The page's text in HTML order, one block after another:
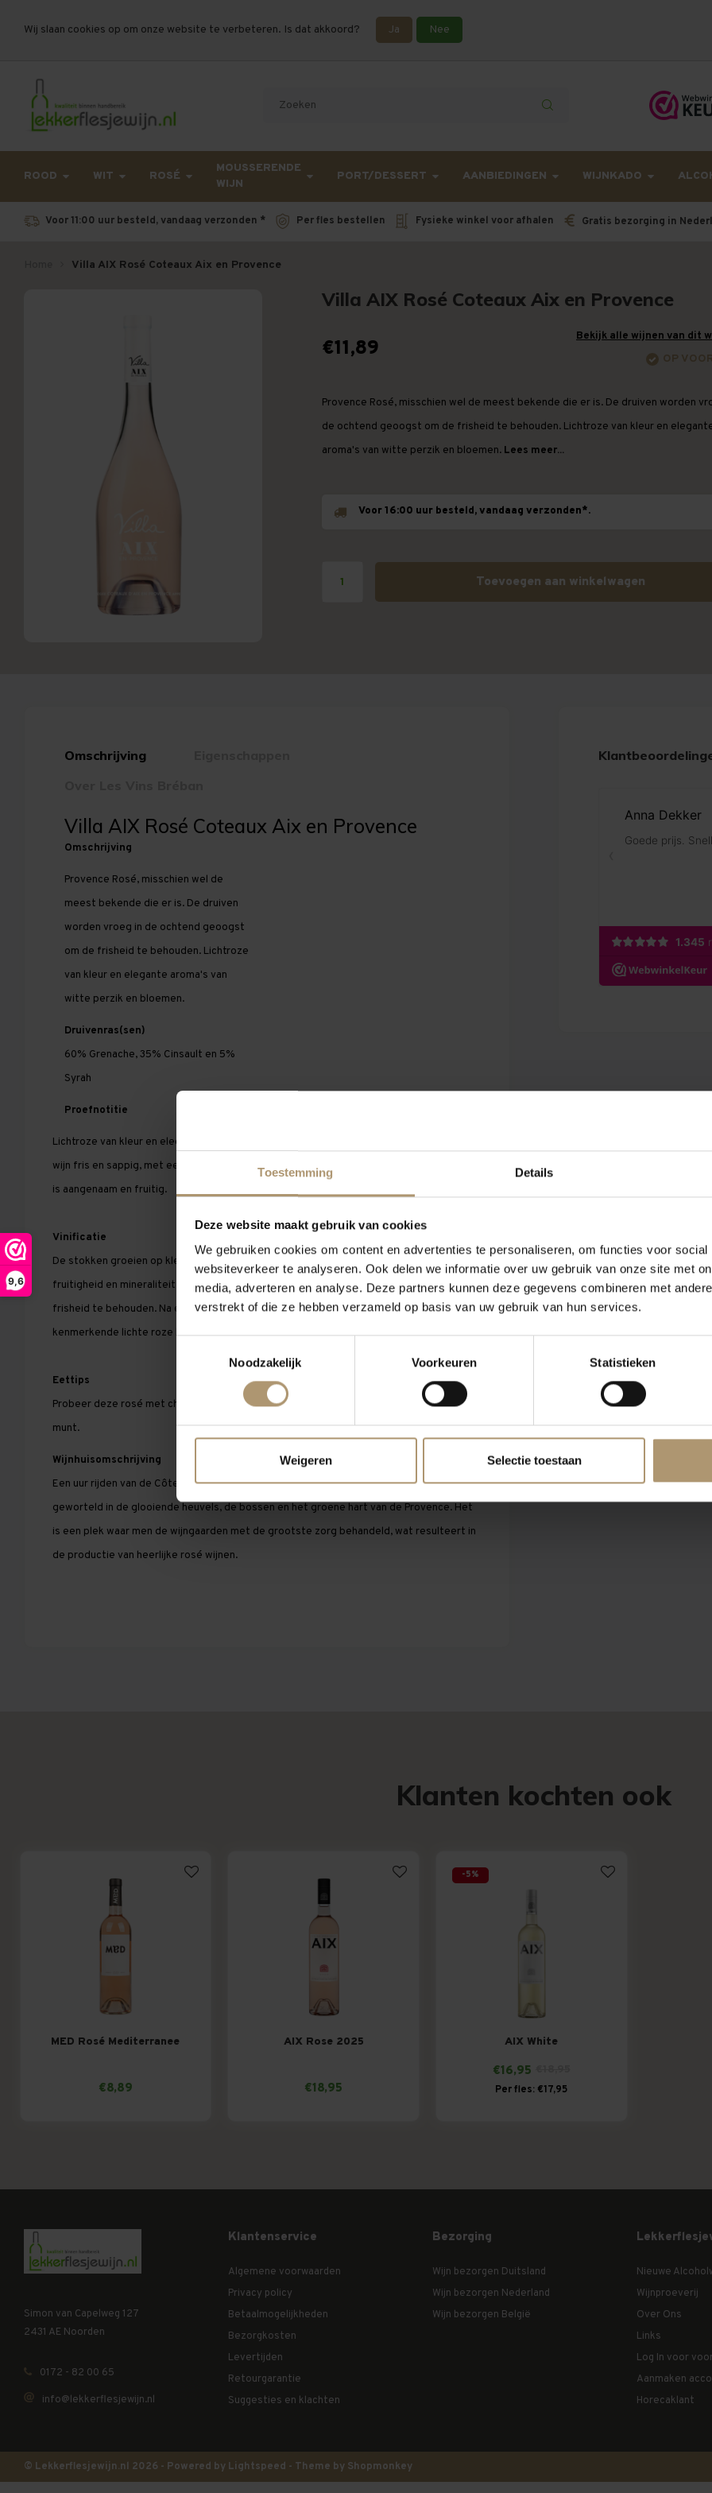
9,6
Toestemming Details
Deze website maakt gebruik van cookies
We gebruiken cookies om content en advertenties te personaliseren, om functies voor
websiteverkeer te analyseren. Ook delen we informatie over uw gebruik van onze site met
media, adverteren en analyse. Deze partners kunnen deze gegevens combineren met
verstrekt of die ze hebben verzameld op basis van uw gebruik van hun services.
Noodzakelijk
Voorkeuren Statistieken
Weigeren Selectie toestaan
Wij slaan cookies op om onze website te verbeteren. Is dat akkoord? Ja
Nee
Let op, vanwege drukte bij PostNL kan uw bestelling langer onderweg zijn dan gebruikelijk - Bestellingen van het
ROOD WIT ROSÉ
MOUSSERENDE
WIJN
PORT/DESSERT AANBIEDINGEN WIJNKADO
Voor 11:00 uur besteld, vandaag verzonden * Per fles bestellen Fysieke winkel voor afhalen Gratis bezorging in
Villa AIX Rosé Coteaux Aix en Provence
Villa AIX Rosé Coteaux Aix en Provence
€11,89
Bekijk alle wijnen van dit
OP
Provence Rosé, misschien wel de meest bekende die er is. De druiven worden
de ochtend geoogst om de frisheid te behouden. Lichtroze van kleur en
aroma's van witte perzik en bloemen. Lees meer...
Voor 16:00 uur besteld, vandaag verzonden*.
Toevoegen aan winkelwagen
Omschrijving
Villa AIX Rosé Coteaux Aix en Provence
Omschrijving
Provence Rosé, misschien wel de
meest bekende die er is. De druiven
worden vroeg in de ochtend geoogst
om de frisheid te behouden. Lichtroze
van kleur en elegante aroma's van
witte perzik en bloemen.
Druivenras(sen)
60% Grenache, 35% Cinsault en 5%
Syrah
Proefnotitie
Lichtroze van kleur en elegante aroma's van witte perzik en bloemen. In de mond is de
wijn fris en sappig, met een levendige zuurgraad en een zijdezachte textuur. De afdronk
is aangenaam en fruitig.
Vinificatie
De stokken groeien op klei- en leisteenbodems, wat zorgt voor een fijne balans tussen
fruitigheid en mineraliteit.De druiven worden vroeg in de ochtend geoogst om de
frisheid te behouden. Na een korte maceratie op de schillen, wat zorgt voor de
kenmerkende lichte roze kleur, volgt een zachte persing en rijping op rvs.
Eettips
Probeer deze rosé met charcuterie, garnalen of met salade van watermeloen, feta en
munt.
Wijnhuisomschrijving
Een uur rijden van de Côte d’Azur kan je dit prachtige 350 jaar oude landgoed vinden, diep
geworteld in de glooiende heuvels, de bossen en het groene hart van de Provence. Het
is een plek waar men de wijngaarden met de grootste zorg behandeld, wat resulteert in
de productie van heerlijke rosé wijnen.
Klanten kochten ook
MED Rosé Mediterranee
€8,89
AIX Rose 2025
€18,95
-5%
AIX White
€16,95
Per fles: €17,95
Simon van Capelweg 127
2431 AE Noorden
0172 - 82 00 65
info@lekkerflesjewijn.nl
Klantenservice
Algemene voorwaarden
Privacy policy
Betaalmogelijkheden
Bezorgkosten
Levertijden
Retourgarantie
Suggesties en klachten
Bezorging
Wijn bezorgen Duitsland
Wijn bezorgen Nederland
Wijn bezorgen België
Nieuwe
Wijnproeverij
Over Ons
Links
Log In voor
Aanmaken
Horecaklant
© Lekkerflesjewijn.nl 2026 - Powered by Lightspeed - Theme by Shopmonkey